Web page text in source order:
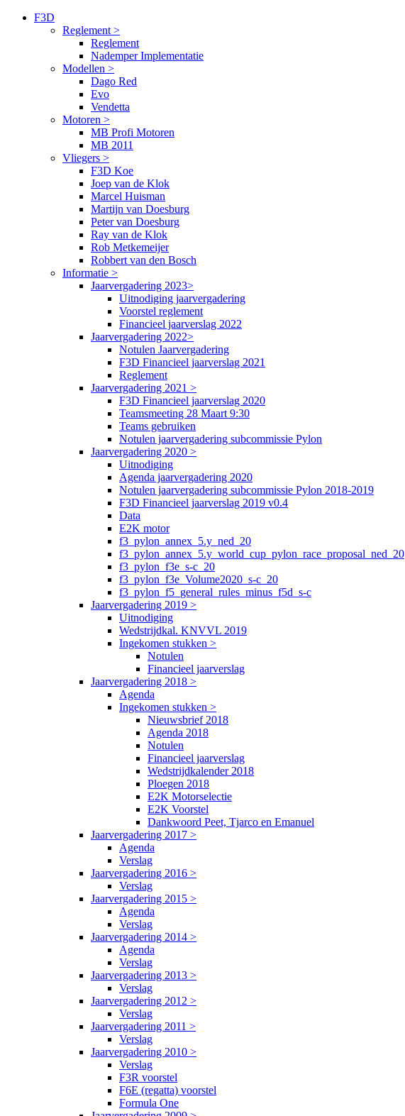
F3D
Reglement >
Reglement
Nademper Implementatie
Modellen >
Dago Red
Evo
Vendetta
Motoren >
MB Profi Motoren
MB 2011
Vliegers >
F3D Koe
Joep van de Klok
Marcel Huisman
Martijn van Doesburg
Peter van Doesburg
Ray van de Klok
Rob Metkemeijer
Robbert van den Bosch
Informatie >
Jaarvergadering 2023>
Uitnodiging jaarvergadering
Voorstel reglement
Financieel jaarverslag 2022
Jaarvergadering 2022>
Notulen Jaarvergadering
F3D Financieel jaarverslag 2021
Reglement
Jaarvergadering 2021 >
F3D Financieel jaarverslag 2020
Teamsmeeting 28 Maart 9:30
Teams gebruiken
Notulen jaarvergadering subcommissie Pylon
Jaarvergadering 2020 >
Uitnodiging
Agenda jaarvergadering 2020
Notulen jaarvergadering subcommissie Pylon 2018-2019
F3D Financieel jaarverslag 2019 v0.4
Data
E2K motor
f3_pylon_annex_5.y_ned_20
f3_pylon_annex_5.y_world_cup_pylon_race_proposal_ned_20
f3_pylon_f3e_s-c_20
f3_pylon_f3e_Volume2020_s-c_20
f3_pylon_f5_general_rules_minus_f5d_s-c
Jaarvergadering 2019 >
Uitnodiging
Wedstrijdkal. KNVVL 2019
Ingekomen stukken >
Notulen
Financieel jaarverslag
Jaarvergadering 2018 >
Agenda
Ingekomen stukken >
Nieuwsbrief 2018
Agenda 2018
Notulen
Financieel jaarverslag
Wedstrijdkalender 2018
Ploegen 2018
E2K Motorselectie
E2K Voorstel
Dankwoord Peet, Tjarco en Emanuel
Jaarvergadering 2017 >
Agenda
Verslag
Jaarvergadering 2016 >
Verslag
Jaarvergadering 2015 >
Agenda
Verslag
Jaarvergadering 2014 >
Agenda
Verslag
Jaarvergadering 2013 >
Verslag
Jaarvergadering 2012 >
Verslag
Jaarvergadering 2011 >
Verslag
Jaarvergadering 2010 >
Verslag
F3R voorstel
F6E (regatta) voorstel
Formula One